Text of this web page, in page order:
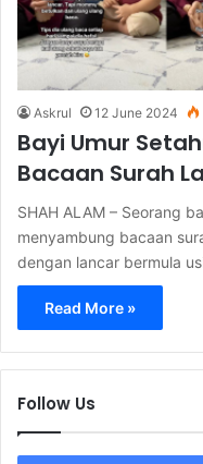
Askrul 12 June 2024
Bayi Umur
Bacaan Surah
SHAH ALAM – Seorang
menyambung bacaan
dengan lancar bermula
Read More »
Follow Us